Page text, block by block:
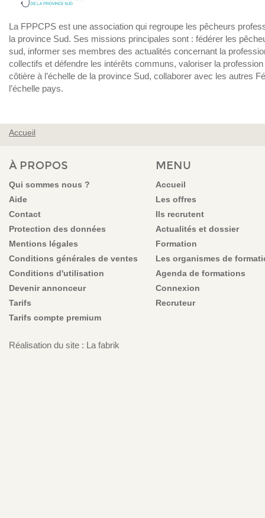
La FPPCPS est une association qui regroupe les pêcheurs
la province Sud. Ses missions principales sont : fédérer les
sud, informer ses membres des actualités concernant la
collectifs et défendre les intérêts communs, valoriser la
côtière à l’échelle de la province Sud, collaborer avec les autres
l’échelle pays.
VOUS ÊTES ICI
Accueil
À PROPOS
Qui sommes nous ?
Aide
Contact
Protection des données
Mentions légales
Conditions générales de ventes
Conditions d'utilisation
Devenir annonceur
Tarifs
Tarifs compte premium
MENU
Accueil
Les offres
Ils recrutent
Actualités et dossier
Formation
Les organismes de
Agenda de formations
Connexion
Recruteur
Réalisation du site : La fabrik